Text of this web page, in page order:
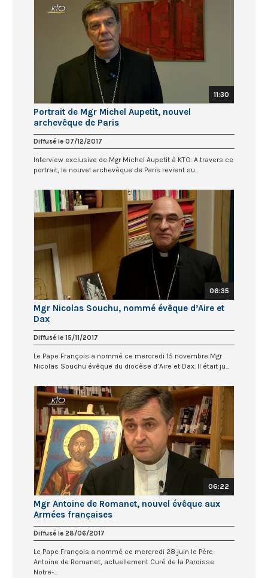
11:30
Portrait de Mgr Michel Aupetit, nouvel
archevêque de Paris
Diffusé le 07/12/2017
Interview exclusive de Mgr Michel Aupetit à KTO. A travers ce
portrait, le nouvel archevêque de Paris revient su...
06:35
Mgr Nicolas Souchu, nommé évêque d’Aire et
Dax
Diffusé le 15/11/2017
Le Pape François a nommé ce mercredi 15 novembre Mgr
Nicolas Souchu évêque du diocèse d’Aire et Dax. Il était ju...
06:22
Mgr Antoine de Romanet, nouvel évêque aux
Armées françaises
Diffusé le 28/06/2017
Le Pape François a nommé ce mercredi 28 juin le Père
Antoine de Romanet, actuellement Curé de la Paroisse
Notre-...